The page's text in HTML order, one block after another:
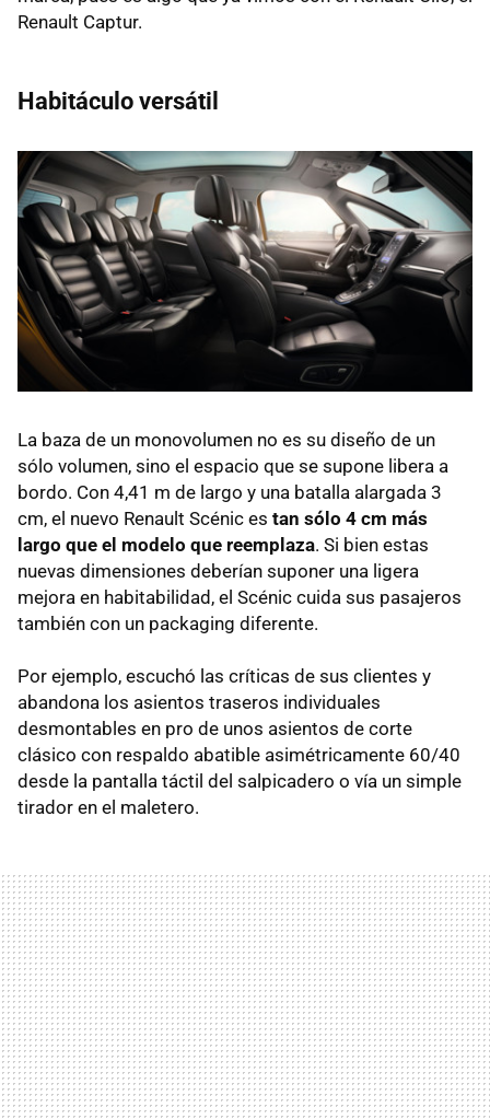
Renault Captur.
Habitáculo versátil
La baza de un monovolumen no es su diseño de un
sólo volumen, sino el espacio que se supone libera a
bordo. Con 4,41 m de largo y una batalla alargada 3
cm, el nuevo Renault Scénic es tan sólo 4 cm más
largo que el modelo que reemplaza. Si bien estas
nuevas dimensiones deberían suponer una ligera
mejora en habitabilidad, el Scénic cuida sus pasajeros
también con un packaging diferente.
Por ejemplo, escuchó las críticas de sus clientes y
abandona los asientos traseros individuales
desmontables en pro de unos asientos de corte
clásico con respaldo abatible asimétricamente 60/40
desde la pantalla táctil del salpicadero o vía un simple
tirador en el maletero.